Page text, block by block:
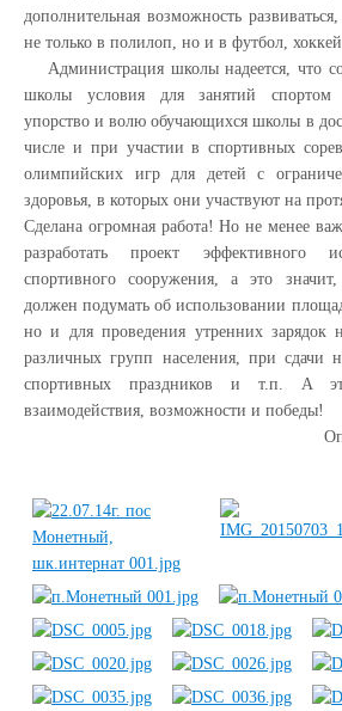
дополнительная возможность
не только в полилоп, но и в футбол,
Администрация школы надеется, что
школы условия для занятий спортом
упорство и волю обучающихся школы в
числе и при участии в спортивных
олимпийских игр для детей с
здоровья, в которых они участвуют на
Сделана огромная работа!Но не менее
разработать проект эффективного
спортивного сооружения, а это
должен подумать об использовании
но и для проведения утренних зарядок
различных групп населения, при сдачи
спортивных праздников и т.п. А
взаимодействия, возможности и победы!